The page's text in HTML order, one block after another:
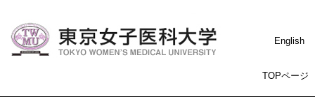
English
TOPページ